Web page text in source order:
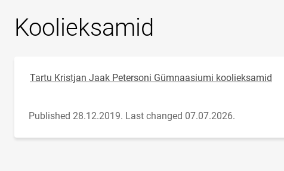
Koolieksamid
Tartu Kristjan Jaak Petersoni Gümnaasiumi koolieksamid
Published 28.12.2019. Last changed 07.07.2026.